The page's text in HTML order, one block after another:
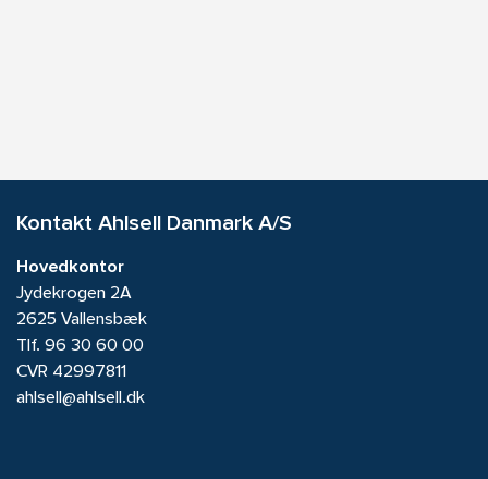
Kontakt Ahlsell Danmark A/S
Hovedkontor
Jydekrogen 2A
2625 Vallensbæk
Tlf. 96 30 60 00
CVR 42997811
ahlsell@ahlsell.dk